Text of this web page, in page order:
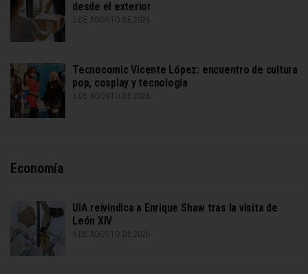
desde el exterior
5 DE AGOSTO DE 2026
Tecnocomic Vicente López: encuentro de cultura
pop, cosplay y tecnología
5 DE AGOSTO DE 2026
Economía
UIA reivindica a Enrique Shaw tras la visita de
León XIV
5 DE AGOSTO DE 2026